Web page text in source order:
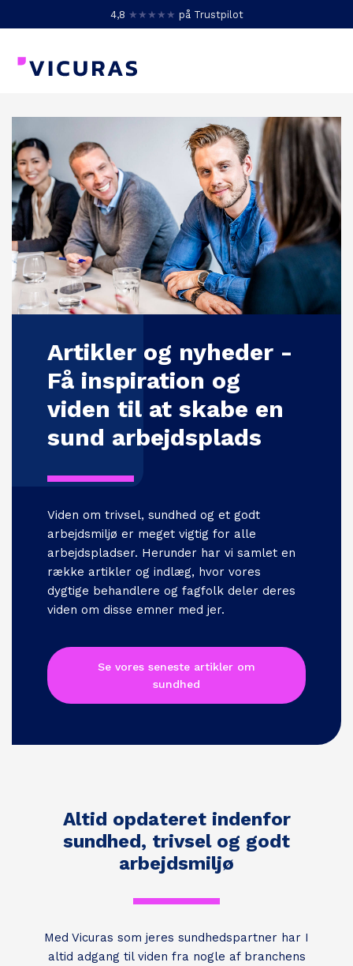
4,8 ★★★★★ på Trustpilot
Artikler og nyheder -
Få inspiration og
viden til at skabe en
sund arbejdsplads
Viden om trivsel, sundhed og et godt
arbejdsmiljø er meget vigtig for alle
arbejdspladser. Herunder har vi samlet en
række artikler og indlæg, hvor vores
dygtige behandlere og fagfolk deler deres
viden om disse emner med jer.
Se vores seneste artikler om
sundhed
Altid opdateret indenfor
sundhed, trivsel og godt
arbejdsmiljø
Med Vicuras som jeres sundhedspartner har I
altid adgang til viden fra nogle af branchens